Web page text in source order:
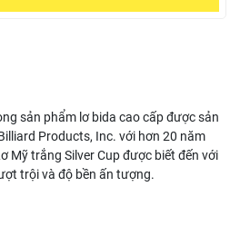
sản phẩm lơ bida cao cấp được sản
Products, Inc. với hơn 20 năm
Mỹ trắng Silver Cup được biết đến với
trội và độ bền ấn tượng.